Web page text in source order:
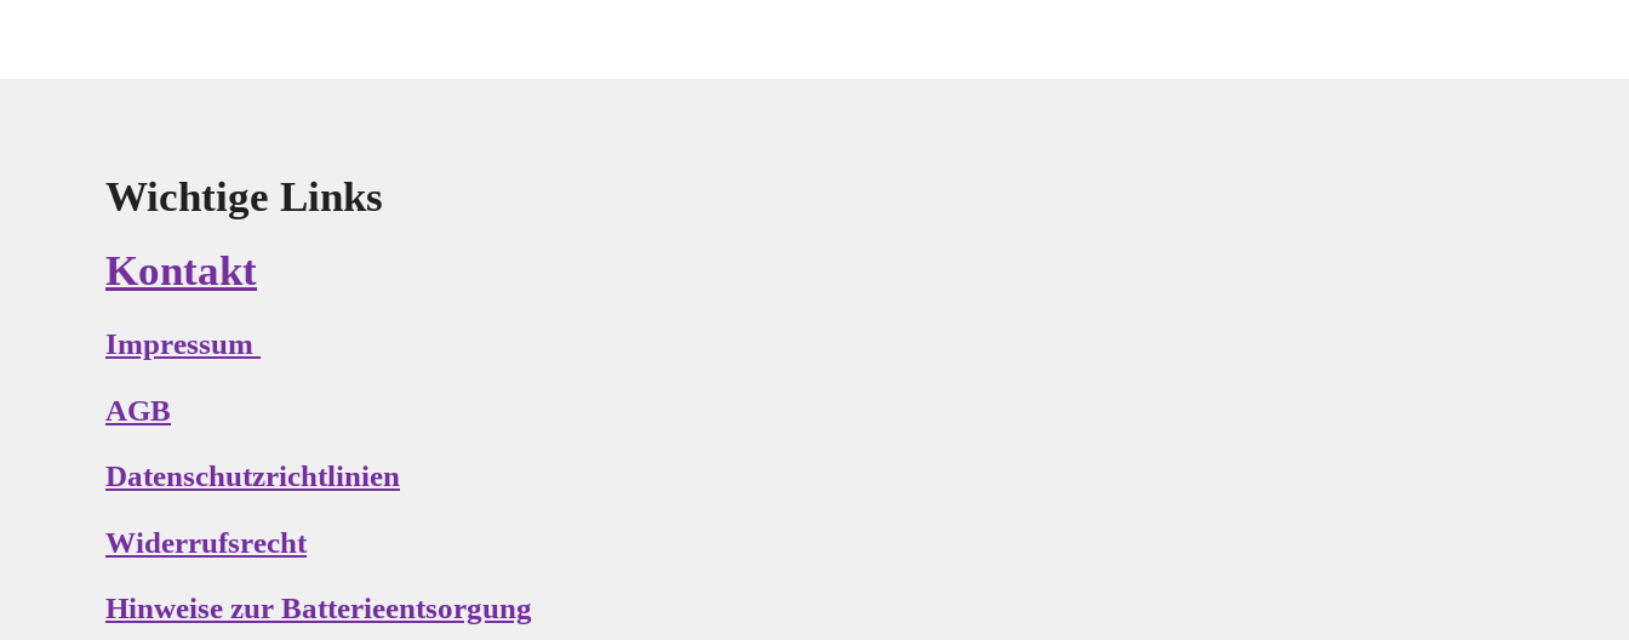
Wichtige Links
Kontakt
Impressum
AGB
Datenschutzrichtlinien
Widerrufsrecht
Hinweise zur Batterieentsorgung